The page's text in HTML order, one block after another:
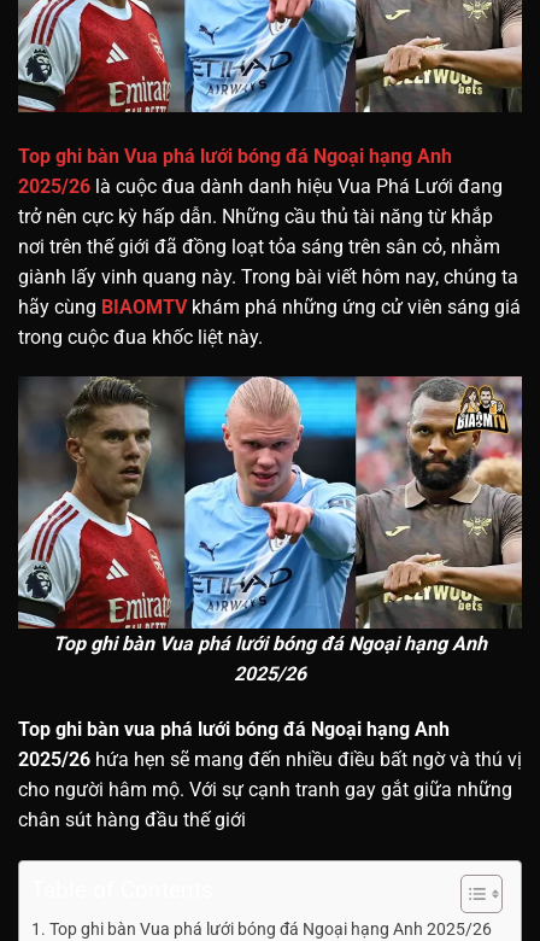
Top ghi bàn Vua phá lưới bóng đá Ngoại hạng Anh
2025/26 là cuộc đua dành danh hiệu Vua Phá Lưới đang
trở nên cực kỳ hấp dẫn. Những cầu thủ tài năng từ khắp
nơi trên thế giới đã đồng loạt tỏa sáng trên sân cỏ, nhằm
giành lấy vinh quang này. Trong bài viết hôm nay, chúng ta
hãy cùng BIAOMTVkhám phá những ứng cử viên sáng giá
trong cuộc đua khốc liệt này.
Top ghi bàn Vua phá lưới bóng đá Ngoại hạng Anh
2025/26
Top ghi bàn vua phá lưới bóng đá Ngoại hạng Anh
2025/26 hứa hẹn sẽ mang đến nhiều điều bất ngờ và thú vị
cho người hâm mộ. Với sự cạnh tranh gay gắt giữa những
chân sút hàng đầu thế giới
Top ghi bàn Vua phá lưới bóng đá Ngoại hạng Anh 2025/26